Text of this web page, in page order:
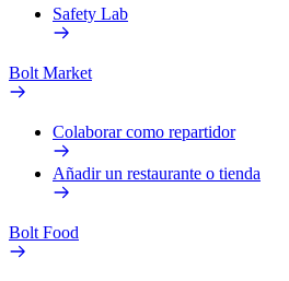
Safety Lab
Bolt Market
Colaborar como repartidor
Añadir un restaurante o tienda
Bolt Food